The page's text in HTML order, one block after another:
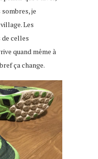
je
Les
celles
quand même à
ça change.